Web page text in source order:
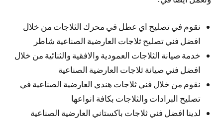
نقوم في تصليح اي عطل في محرك الثلاجات من خلال
افضل فني تصليح ثلاجات العارضية الصناعية شاطر
خدمة صيانة الثلاجات العمودية والافقية والثنائية من خلال
افضل فني صيانة ثلاجات العارضية الصناعية
نقوم من خلال فني ثلاجات هندي العارضية الصناعية في
تصليح البرادات والثلاجات بكافة انواعها
لدينا افضل فني ثلاجات باكستاني العارضية الصناعية